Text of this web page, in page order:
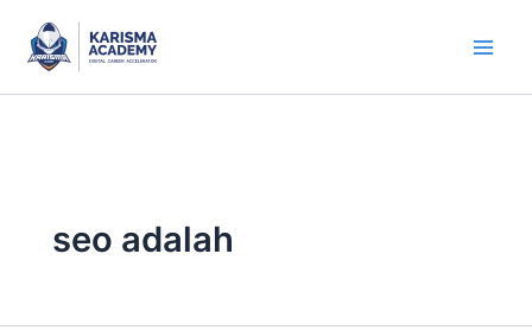
content
seo adalah